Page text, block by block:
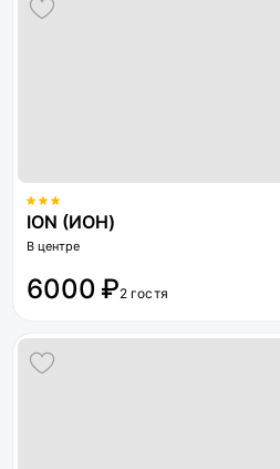
ION (ИОН)
В центре
6000 ₽2 гостя